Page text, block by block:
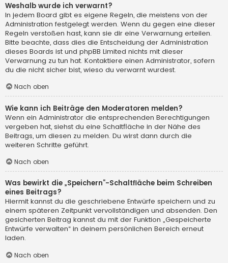
Weshalb wurde ich verwarnt?
In jedem Board gibt es eigene Regeln, die meistens von der
Administration festgelegt werden. Wenn du gegen eine dieser
Regeln verstoßen hast, kann sie dir eine Verwarnung erteilen.
Bitte beachte, dass dies die Entscheidung der Administration
dieses Boards ist und phpBB Limited nichts mit dieser
Verwarnung zu tun hat. Kontaktiere einen Administrator, sofern
du die nicht sicher bist, wieso du verwarnt wurdest.
Nach oben
Wie kann ich Beiträge den Moderatoren melden?
Wenn ein Administrator die entsprechenden Berechtigungen
vergeben hat, siehst du eine Schaltfläche in der Nähe des
Beitrags, um diesen zu melden. Du wirst dann durch die
weiteren Schritte geführt.
Nach oben
Was bewirkt die „Speichern“-Schaltfläche beim Schreiben
eines Beitrags?
Hiermit kannst du die geschriebene Entwürfe speichern und zu
einem späteren Zeitpunkt vervollständigen und absenden. Den
gesicherten Beitrag kannst du mit der Funktion „Gespeicherte
Entwürfe verwalten“ in deinem persönlichen Bereich erneut
laden.
Nach oben